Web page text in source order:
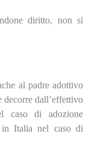
diritto, non si
al padre adottivo
decorre dall’effettivo
caso di adozione
in Italia nel caso di